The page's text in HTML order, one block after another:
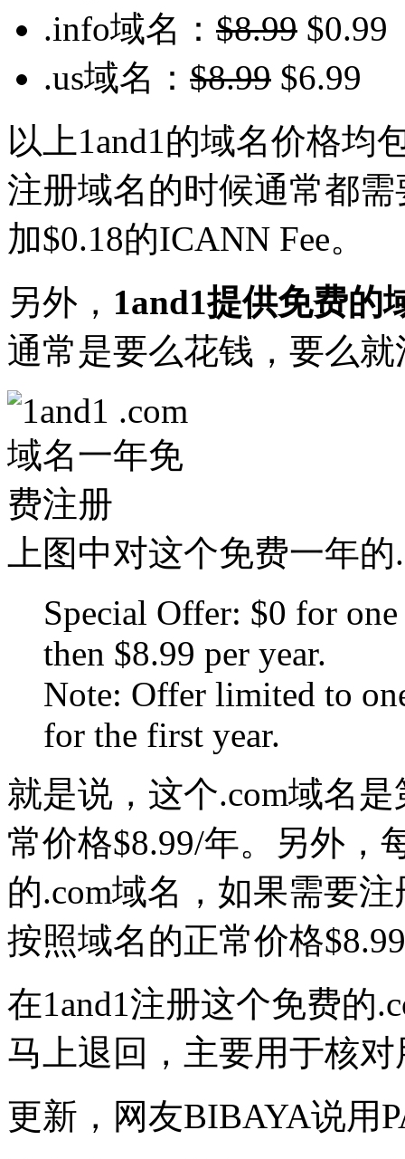
.info域名： $8.99 $0.99
.us域名： $8.99 $6.99
以上1and1的域名价格均
注册域名的时候通常都
加$0.18的ICANN Fee。
另外， 1and1提供免费的
通常是要么花钱，要么
上图中对这个免费一年
Special Offer: $0 for
then $8.99 per year.
Note: Offer limited to
for the first year.
就是说，这个.com域名
常价格$8.99/年。另外，
的.com域名，如果需要
按照域名的正常价格
在1and1注册这个免费的
马上退回，主要用于核
更新，网友BIBAYA说用